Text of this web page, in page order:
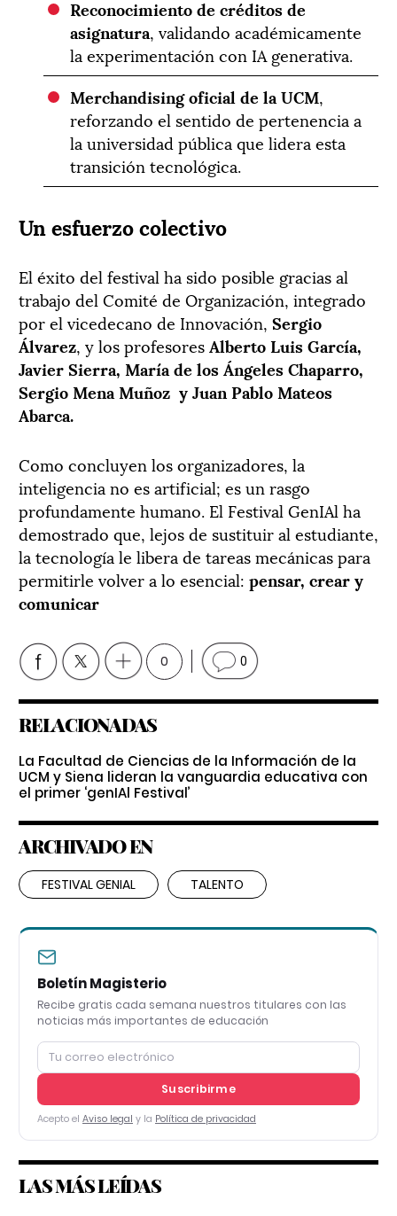
Reconocimiento de créditos de
asignatura, validando académicamente
la experimentación con IA generativa.
Merchandising oficial de la UCM,
reforzando el sentido de pertenencia a
la universidad pública que lidera esta
transición tecnológica.
Un esfuerzo colectivo
El éxito del festival ha sido posible gracias al
trabajo del Comité de Organización, integrado
por el vicedecano de Innovación, Sergio
Álvarez, y los profesores Alberto Luis García,
Javier Sierra, María de los Ángeles Chaparro,
Sergio Mena Muñoz y Juan Pablo Mateos
Abarca.
Como concluyen los organizadores, la
inteligencia no es artificial; es un rasgo
profundamente humano. El Festival GenIAl ha
demostrado que, lejos de sustituir al estudiante,
la tecnología le libera de tareas mecánicas para
permitirle volver a lo esencial: pensar, crear y
comunicar
0 0
RELACIONADAS
La Facultad de Ciencias de la Información de la
UCM y Siena lideran la vanguardia educativa con
el primer ‘genIAl Festival’
ARCHIVADO EN
FESTIVAL GENIAL TALENTO
Boletín Magisterio
Recibe gratis cada semana nuestros titulares con las
noticias más importantes de educación
Suscribirme
Acepto el Aviso legal y la Política de privacidad
LAS MÁS LEÍDAS